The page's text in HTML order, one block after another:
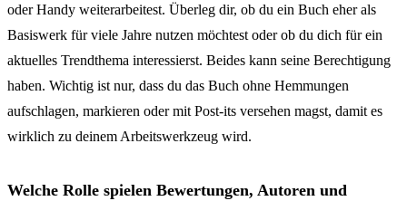
oder Handy weiterarbeitest. Überleg dir, ob du ein Buch eher als
Basiswerk für viele Jahre nutzen möchtest oder ob du dich für ein
aktuelles Trendthema interessierst. Beides kann seine Berechtigung
haben. Wichtig ist nur, dass du das Buch ohne Hemmungen
aufschlagen, markieren oder mit Post-its versehen magst, damit es
wirklich zu deinem Arbeitswerkzeug wird.
Welche Rolle spielen Bewertungen, Autoren und